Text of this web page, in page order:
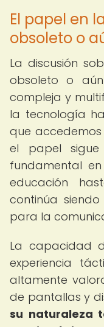
El papel en
obsoleto o
La discusión
obsoleto o
compleja y
la tecnología
que
el papel sigue
fundamental
educación
continúa
para la
La capacidad
experiencia
altamente
de pantallas y
su naturaleza